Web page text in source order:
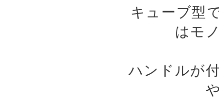
キューブ型
はモ
ハンドルが